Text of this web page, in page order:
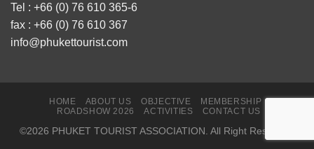
Tourism
Connect
เสริม
ร่วม
ด้าน
ท่อง
and
Belarus
ใน
หลัก
เที่ยว
ตรง
สามัญ
และ
ตั้ง
คมฯ
ปี
2571
Tel : +66 (0) 76 610 365-6
fax : +66 (0) 76 610 367
info@phukettourist.com
HOME ABOUT US OBJECTIVE
MEMBERSHIP
ROADSHOW 2026
ACTIVITIES CONTACT US
©2026 PHUKET TOURIST ASSOCIATION. All Right Resorved.